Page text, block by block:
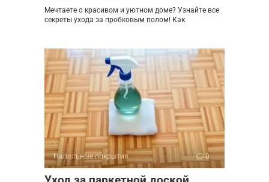
Мечтаете о красивом и уютном доме? Узнайте все
секреты ухода за пробковым полом! Как
Напольные покрытия 0